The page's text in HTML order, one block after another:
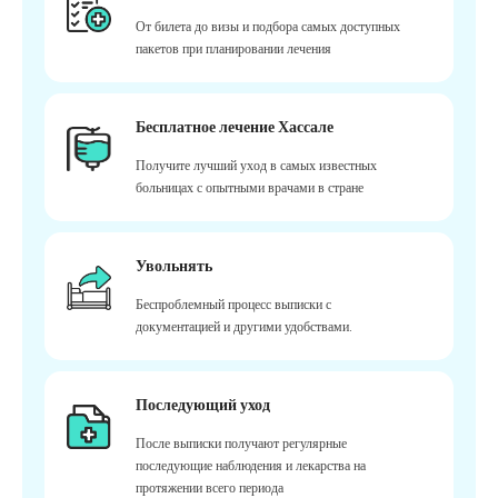
От билета до визы и подбора самых доступных
пакетов при планировании лечения
Бесплатное лечение Хассале
Получите лучший уход в самых известных
больницах с опытными врачами в стране
Увольнять
Беспроблемный процесс выписки с
документацией и другими удобствами.
Последующий уход
После выписки получают регулярные
последующие наблюдения и лекарства на
протяжении всего периода